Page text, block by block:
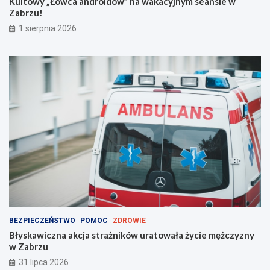
m
!
Zabrzu!
1 sierpnia 2026
BEZPIECZEŃSTWO POMOC ZDROWIE
Błyskawiczna akcja strażników uratowała życie mężczyzny
w Zabrzu
31 lipca 2026